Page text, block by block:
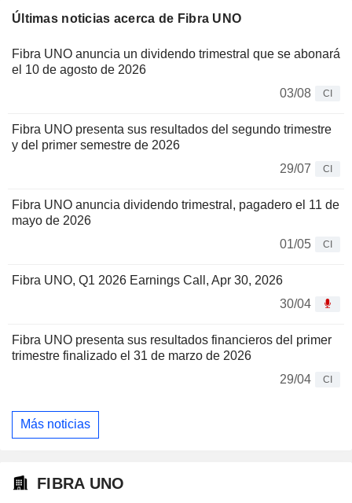
Últimas noticias acerca de Fibra UNO
Fibra UNO anuncia un dividendo trimestral que se abonará
el 10 de agosto de 2026
03/08
CI
Fibra UNO presenta sus resultados del segundo trimestre
y del primer semestre de 2026
29/07
CI
Fibra UNO anuncia dividendo trimestral, pagadero el 11 de
mayo de 2026
01/05
CI
Fibra UNO, Q1 2026 Earnings Call, Apr 30, 2026
30/04
Fibra UNO presenta sus resultados financieros del primer
trimestre finalizado el 31 de marzo de 2026
29/04
CI
Más noticias
FIBRA UNO